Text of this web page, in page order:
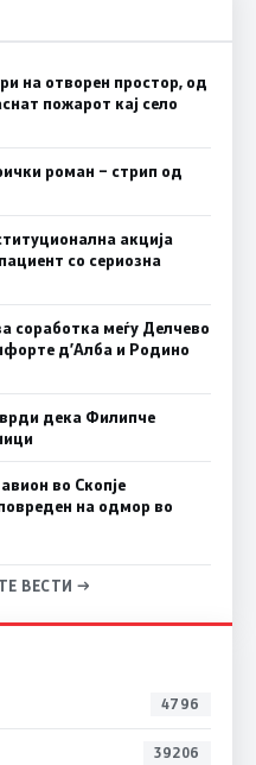
на отворен простор, од
пожарот кај село
роман – стрип од
акција
со сериозна
меѓу Делчево
д’Алба и Родино
дека Филипче
во Скопје
на одмор во
ВЕСТИ →
4796
39206